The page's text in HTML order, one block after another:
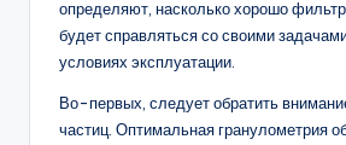
определяют, насколько хорошо
будет справляться со своими
условиях эксплуатации.
Во-первых, следует обратить
частиц. Оптимальная гранулометрия